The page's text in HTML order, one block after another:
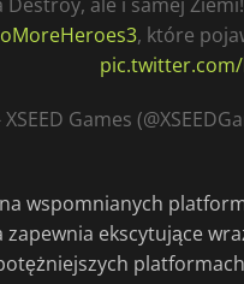
, które
pic.twitter.com/
XSEED Games
wspomnianych
ekscytujące